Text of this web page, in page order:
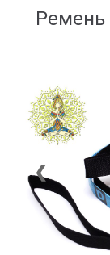
Ремень
❮